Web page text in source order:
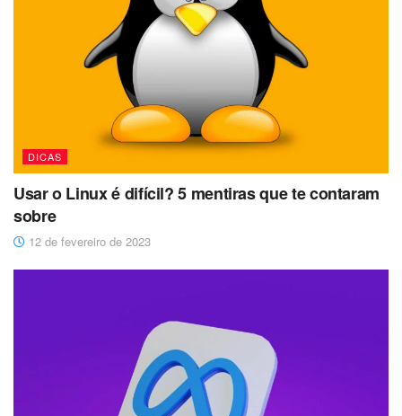
DICAS
Usar o Linux é difícil? 5 mentiras que te contaram
sobre
12 de fevereiro de 2023